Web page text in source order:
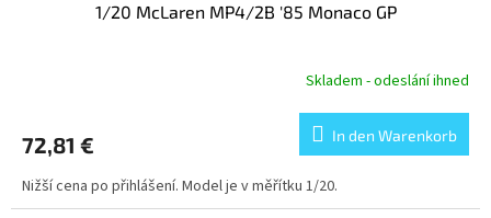
1/20 McLaren MP4/2B '85 Monaco GP
Skladem - odeslání ihned
72,81 € In den Warenkorb
Nižší cena po přihlášení. Model je v měřítku 1/20.